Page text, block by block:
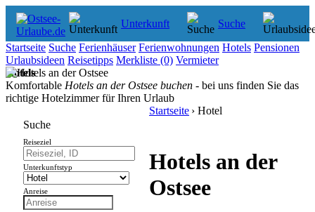
Unterkunft Suche
Startseite Suche Ferienhäuser Ferienwohnungen Hotels Pensionen
Urlaubsideen Reisetipps Merkliste (0) Vermieter
Hotels
Komfortable Hotels an der Ostsee buchen - bei uns finden Sie das
richtige Hotelzimmer für Ihren Urlaub
Suche
Reiseziel
Unterkunftstyp
Anreise
Startseite › Hotel
Hotels an der
Ostsee